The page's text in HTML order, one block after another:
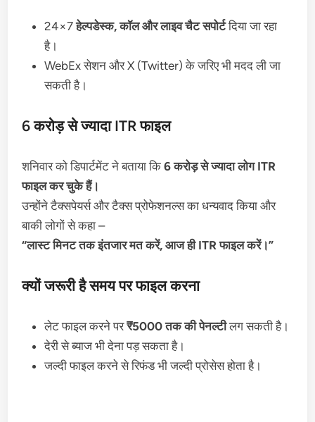
24×7हेल्पडेस्क, कॉल और लाइव चैट सपोर्टदिया जा रहा
है।
WebEx सेशन और X (Twitter) के जरिए भी मदद ली जा
सकती है।
6 करोड़ से ज्यादा ITR फाइल
शनिवार को डिपार्टमेंट ने बताया कि6 करोड़ से ज्यादा लोग ITR
फाइल कर चुके हैं।
उन्होंने टैक्सपेयर्स और टैक्स प्रोफेशनल्स का धन्यवाद किया और
बाकी लोगों से कहा –
“लास्ट मिनट तक इंतजार मत करें, आज ही ITR फाइल करें।”
क्यों जरूरी है समय पर फाइल करना
लेट फाइल करने पर₹5000 तक की पेनल्टीलग सकती है।
देरी से ब्याज भी देना पड़ सकता है।
जल्दी फाइल करने से रिफंड भी जल्दी प्रोसेस होता है।